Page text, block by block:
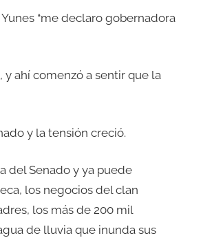
“me declaro gobernadora
y ahí comenzó a sentir que la
y la tensión creció.
del Senado y ya puede
los negocios del clan
los más de 200 mil
de lluvia que inunda sus